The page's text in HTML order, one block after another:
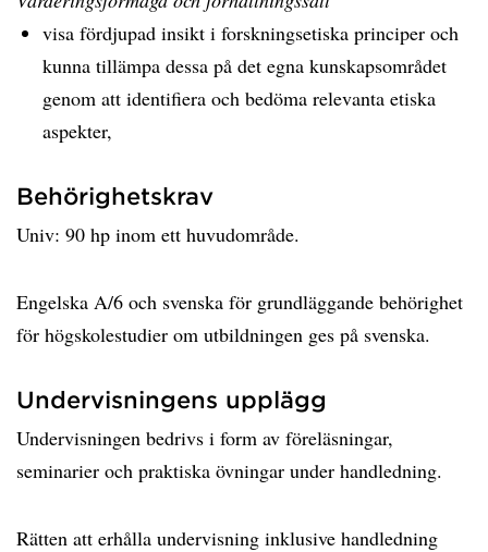
visa fördjupad insikt i forskningsetiska principer och
kunna tillämpa dessa på det egna kunskapsområdet
genom att identifiera och bedöma relevanta etiska
aspekter,
Behörighetskrav
Univ: 90 hp inom ett huvudområde.
Engelska A/6 och svenska för grundläggande behörighet
för högskolestudier om utbildningen ges på svenska.
Undervisningens upplägg
Undervisningen bedrivs i form av föreläsningar,
seminarier och praktiska övningar under handledning.
Rätten att erhålla undervisning inklusive handledning